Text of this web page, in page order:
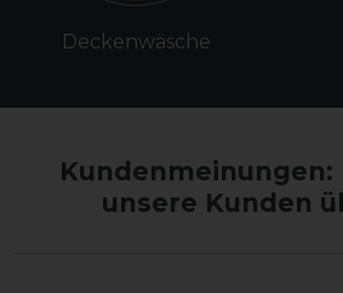
Deckenwäsche
Kundenmeinungen:
unsere Kunden